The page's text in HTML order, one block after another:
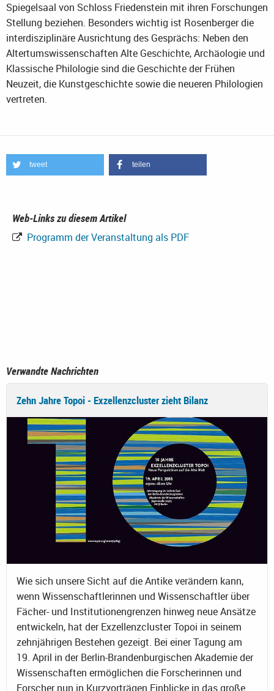
Spiegelsaal von Schloss Friedenstein mit ihren Forschungen
Stellung beziehen. Besonders wichtig ist Rosenberger die
interdisziplinäre Ausrichtung des Gesprächs: Neben den
Altertumswissenschaften Alte Geschichte, Archäologie und
Klassische Philologie sind die Geschichte der Frühen
Neuzeit, die Kunstgeschichte sowie die neueren Philologien
vertreten.
tweet teilen
Web-Links zu diesem Artikel
Programm der Veranstaltung als PDF
Verwandte Nachrichten
Zehn Jahre Topoi - Exzellenzcluster zieht Bilanz
Wie sich unsere Sicht auf die Antike verändern kann,
wenn Wissenschaftlerinnen und Wissenschaftler über
Fächer- und Institutionengrenzen hinweg neue Ansätze
entwickeln, hat der Exzellenzcluster Topoi in seinem
zehnjährigen Bestehen gezeigt. Bei einer Tagung am
19. April in der Berlin-Brandenburgischen Akademie der
Wissenschaften ermöglichen die Forscherinnen und
Forscher nun in Kurzvorträgen Einblicke in das große